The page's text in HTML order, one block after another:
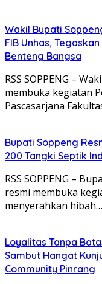
Wakil Bupati
FIB Unhas,
Benteng Bangsa
RSS SOPPENG –
membuka kegiatan
Pascasarjana
Bupati Soppeng
200 Tangki Septik
RSS SOPPENG –
resmi membuka
menyerahkan hibah…
Loyalitas Tanpa
Sambut Hangat
Community Pinrang